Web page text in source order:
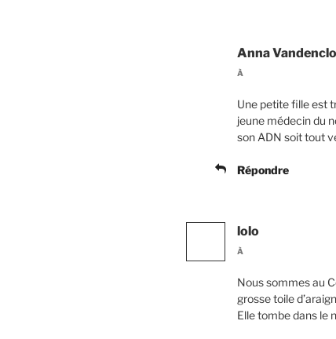
Anna
À
Une petite fille est
jeune médecin du
son ADN soit tout
Répondre
lolo
À
Nous sommes au
grosse toile
Elle tombe dans le